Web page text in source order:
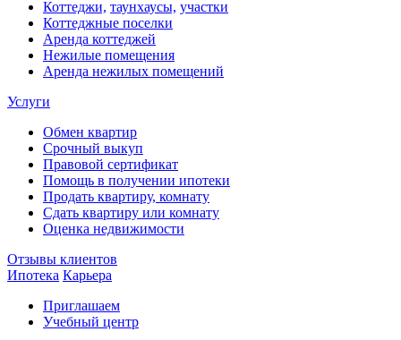
Коттеджи, таунхаусы, участки
Коттеджные поселки
Аренда коттеджей
Нежилые помещения
Аренда нежилых помещений
Услуги
Обмен квартир
Срочный выкуп
Правовой сертификат
Помощь в получении ипотеки
Продать квартиру, комнату
Сдать квартиру или комнату
Оценка недвижимости
Отзывы клиентов
Ипотека Карьера
Приглашаем
Учебный центр